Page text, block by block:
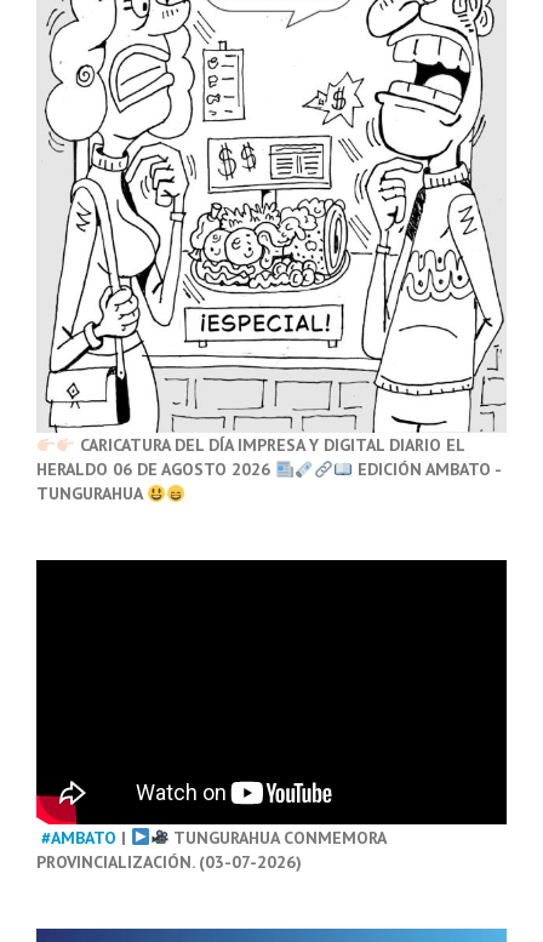
CARICATURA DEL DÍA IMPRESA Y DIGITAL DIARIO EL
HERALDO 06 DE AGOSTO 2026
EDICIÓN AMBATO -
TUNGURAHUA
#AMBATO |
TUNGURAHUA CONMEMORA
PROVINCIALIZACIÓN. (03-07-2026)